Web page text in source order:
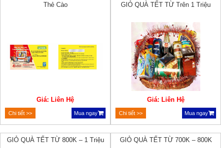
Thẻ Cào
Giá: Liên Hệ
Chi tiết >> Mua ngay
GIỎ QUÀ TẾT TỪ Trên 1 Triệu
Giá: Liên Hệ
Chi tiết >> Mua ngay
GIỎ QUÀ TẾT TỪ 800K – 1 Triệu GIỎ QUÀ TẾT TỪ 700K – 800K